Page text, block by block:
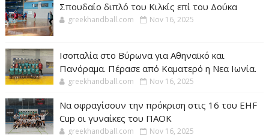
Σπουδαίο διπλό του Κιλκίς επί του Δούκα
greekhandball.com Nov 16, 2025
Ισοπαλία στο Βύρωνα για Αθηναϊκό και
Πανόραμα. Πέρασε από Καματερό η Νεα Ιωνία.
greekhandball.com Nov 16, 2025
Να σφραγίσουν την πρόκριση στις 16 του EHF
Cup οι γυναίκες του ΠΑΟΚ
greekhandball.com Nov 16, 2025